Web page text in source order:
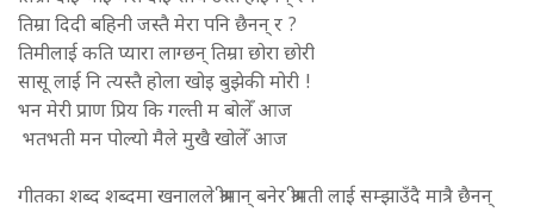
तिम्रा दिदी बहिनी जस्तै मेरा पनि छैनन् र ?
तिमीलाई कति प्यारा लाग्छन् तिम्रा छोरा छोरी
सासू लाई नि त्यस्तै होला खोइ बुझेकी मोरी !
भन मेरी प्राण प्रिय कि गल्ती म बोलेँ आज
भतभती मन पोल्यो मैले मुखै खोलेँ आज
गीतका शब्द शब्दमा खनालले श्रीमान् बनेर श्रीमती लाई सम्झाउँदै मात्रै छैनन्